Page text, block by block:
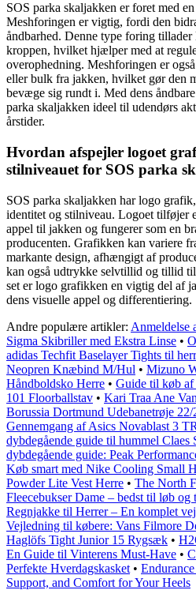
SOS parka skaljakken er foret med
Meshforingen er vigtig, fordi den
åndbarhed. Denne type foring
kroppen, hvilket hjælper med at
overophedning. Meshforingen er
eller bulk fra jakken, hvilket gør den
bevæge sig rundt i. Med dens
parka skaljakken ideel til udendørs
årstider.
Hvordan afspejler logoet
stilniveauet for SOS parka
SOS parka skaljakken har logo
identitet og stilniveau. Logoet tilføjer
appel til jakken og fungerer som en
producenten. Grafikken kan variere
markante design, afhængigt af
kan også udtrykke selvtillid og tillid
set er logo grafikken en vigtig del af
dens visuelle appel og differentiering.
Andre populære artikler: Anmeldelse
Sigma Skibriller med Ekstra Linse •
adidas Techfit Baselayer Tights til
Neopren Knæbind M/Hul • Mizuno
Håndboldsko Herre • Guide til køb
101 Floorballstav • Kari Traa Ane
Borussia Dortmund Udebanetrøje
Gennemgang af Asics Novablast 3
dybdegående guide til hummel Claes
dybdegående guide: Peak
Køb smart med Nike Cooling Small
Powder Lite Vest Herre • The North
Fleecebukser Dame – bedst til løb
Regnjakke til Herrer – En komplet
Vejledning til købere: Vans Filmore
Haglöfs Tight Junior 15 Rygsæk •
En Guide til Vinterens Must-Have •
Perfekte Hverdagskasket •
Support, and Comfort for Your Heels